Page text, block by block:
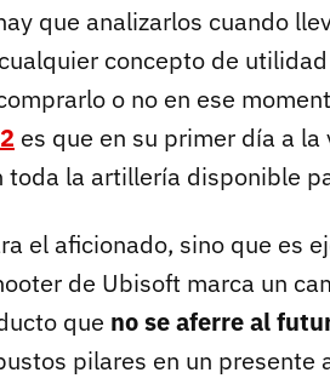
que analizarlos cuando
concepto de
o no en ese
es que en su primer día a
toda la artillería disponible
el aficionado, sino que es
de Ubisoft marca un
que no se aferre al
pilares en un presente